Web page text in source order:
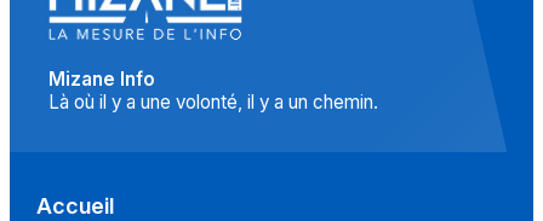
Mizane Info
Là où il y a une volonté, il y a un chemin.
Accueil